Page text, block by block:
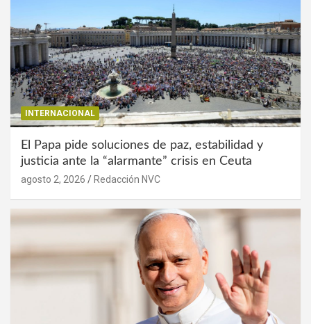
INTERNACIONAL
El Papa pide soluciones de paz, estabilidad y
justicia ante la “alarmante” crisis en Ceuta
agosto 2, 2026 Redacción NVC